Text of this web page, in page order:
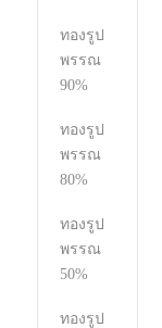
ทองรูป
พรรณ
90%
ทองรูป
พรรณ
80%
ทองรูป
พรรณ
50%
ทองรูป